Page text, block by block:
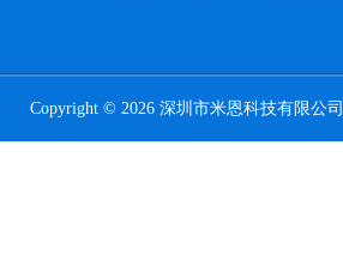
Copyright © 2026 深圳市米恩科技有限公